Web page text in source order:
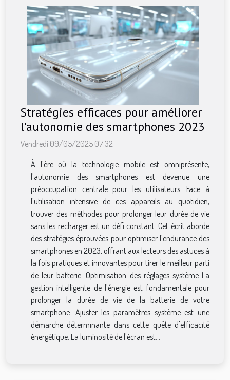
Stratégies efficaces pour améliorer
l'autonomie des smartphones 2023
Vendredi 09/05/2025 07:32
À l'ère où la technologie mobile est omniprésente,
l'autonomie des smartphones est devenue une
préoccupation centrale pour les utilisateurs. Face à
l'utilisation intensive de ces appareils au quotidien,
trouver des méthodes pour prolonger leur durée de vie
sans les recharger est un défi constant. Cet écrit aborde
des stratégies éprouvées pour optimiser l'endurance des
smartphones en 2023, offrant aux lecteurs des astuces à
la fois pratiques et innovantes pour tirer le meilleur parti
de leur batterie. Optimisation des réglages système La
gestion intelligente de l'énergie est fondamentale pour
prolonger la durée de vie de la batterie de votre
smartphone. Ajuster les paramètres système est une
démarche déterminante dans cette quête d'efficacité
énergétique. La luminosité de l'écran est...